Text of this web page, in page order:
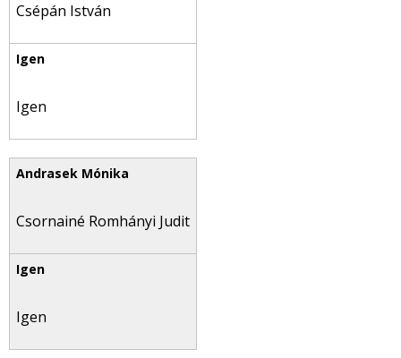
Csépán István
Igen
Csornainé Romhányi Judit
Igen